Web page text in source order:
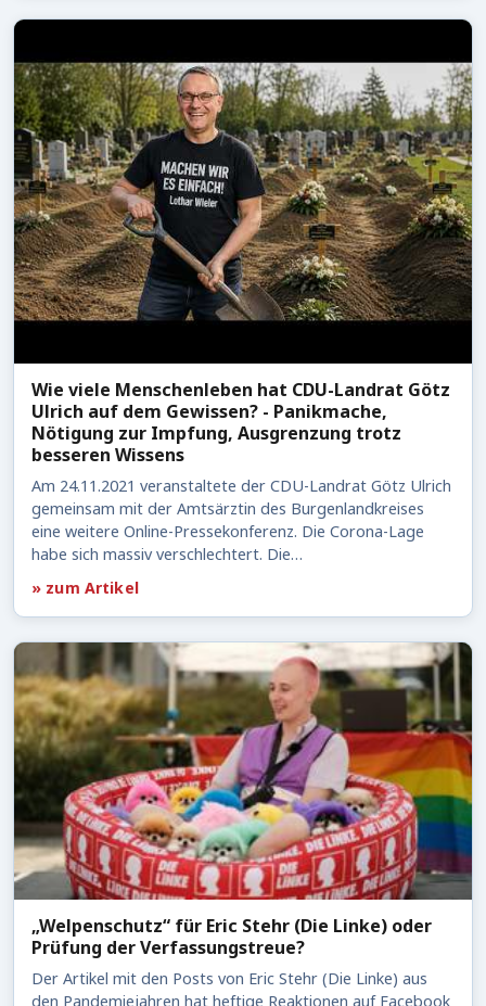
Wie viele Menschenleben hat CDU-Landrat Götz
Ulrich auf dem Gewissen? - Panikmache,
Nötigung zur Impfung, Ausgrenzung trotz
besseren Wissens
Am 24.11.2021 veranstaltete der CDU-Landrat Götz Ulrich
gemeinsam mit der Amtsärztin des Burgenlandkreises
eine weitere Online-Pressekonferenz. Die Corona-Lage
habe sich massiv verschlechtert. Die…
» zum Artikel
„Welpenschutz“ für Eric Stehr (Die Linke) oder
Prüfung der Verfassungstreue?
Der Artikel mit den Posts von Eric Stehr (Die Linke) aus
den Pandemiejahren hat heftige Reaktionen auf Facebook